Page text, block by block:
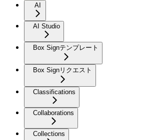
AI
AI Studio
Box Signテンプレート
Box Signリクエスト
Classifications
Collaborations
Collections